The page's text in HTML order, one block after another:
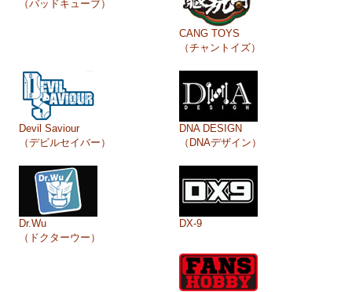
（バッドキューブ）
CANG TOYS
（チャントイズ）
Devil Saviour
（デビルセイバー）
DNA DESIGN
（DNAデザイン）
Dr.Wu
（ドクターウー）
DX-9